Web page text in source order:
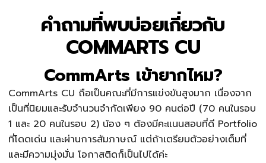
คำถามที่พบบ่อยเกี่ยวกับ
COMMARTS CU
CommArts เข้ายากไหม?
CommArts CU ถือเป็นคณะที่มีการแข่งขันสูงมาก เนื่องจาก
เป็นที่นิยมและรับจำนวนจำกัดเพียง 90 คนต่อปี (70 คนในรอบ
1 และ 20 คนในรอบ 2) น้อง ๆ ต้องมีคะแนนสอบที่ดี Portfolio
ที่โดดเด่น และผ่านการสัมภาษณ์ แต่ถ้าเตรียมตัวอย่างเต็มที่
และมีความมุ่งมั่น โอกาสติดก็เป็นไปได้ค่ะ